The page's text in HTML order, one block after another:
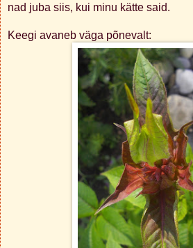
nad juba siis, kui minu kätte said.
Keegi avaneb väga põnevalt: